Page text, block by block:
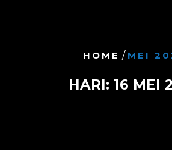
HOME / MEI
HARI: 16 MEI